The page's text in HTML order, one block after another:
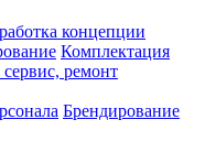
концепции
Комплектация
ремонт
Брендирование